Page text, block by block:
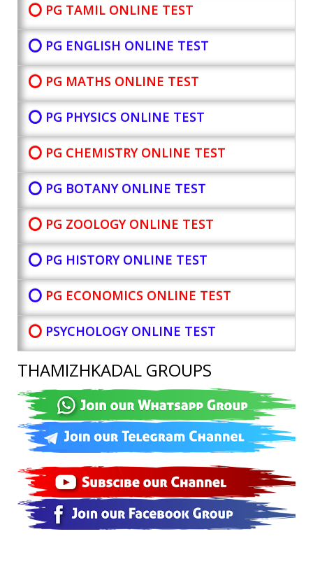
⭕ PG TAMIL ONLINE TEST
⭕ PG ENGLISH ONLINE TEST
⭕ PG MATHS ONLINE TEST
⭕ PG PHYSICS ONLINE TEST
⭕ PG CHEMISTRY ONLINE TEST
⭕ PG BOTANYONLINE TEST
⭕ PG ZOOLOGY ONLINE TEST
⭕ PG HISTORY ONLINE TEST
⭕ PG ECONOMICS ONLINE TEST
⭕ PSYCHOLOGY ONLINE TEST
THAMIZHKADAL GROUPS